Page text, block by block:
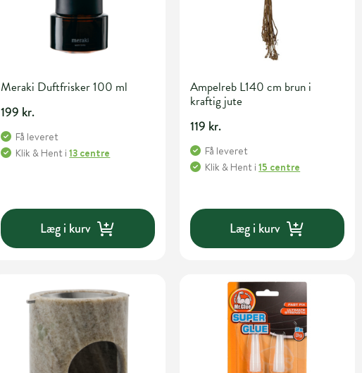
Meraki Duftfrisker 100 ml
199 kr.
Få leveret
Klik & Hent i13 centre
Læg i kurv
Ampelreb L140 cm brun i
kraftig jute
119 kr.
Få leveret
Klik & Hent i15 centre
Læg i kurv